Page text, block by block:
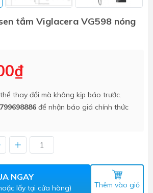
tắm Viglacera VG598 nóng
thay đổi mà không kịp báo trước.
để nhận báo giá chính thức
NGAY
lấy tại cửa hàng) Thêm vào giỏ